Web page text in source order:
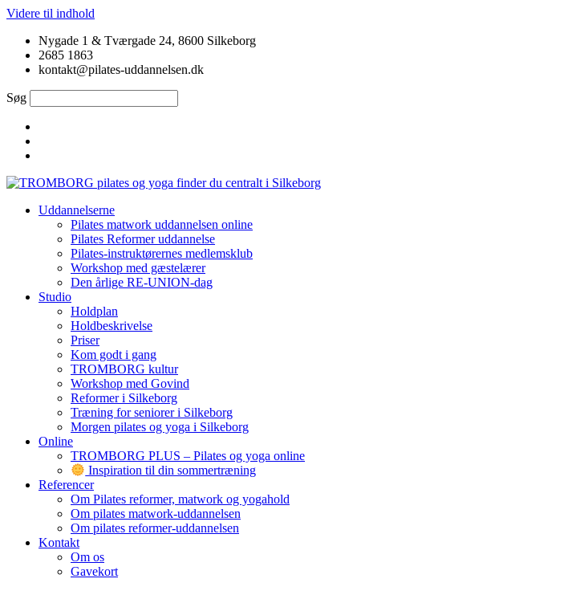
Videre til indhold
Nygade 1 & Tværgade 24, 8600 Silkeborg
2685 1863
kontakt@pilates-uddannelsen.dk
Søg
Uddannelserne
Pilates matwork uddannelsen online
Pilates Reformer uddannelse
Pilates-instruktørernes medlemsklub
Workshop med gæstelærer
Den årlige RE-UNION-dag
Studio
Holdplan
Holdbeskrivelse
Priser
Kom godt i gang
TROMBORG kultur
Workshop med Govind
Reformer i Silkeborg
Træning for seniorer i Silkeborg
Morgen pilates og yoga i Silkeborg
Online
TROMBORG PLUS – Pilates og yoga online
Inspiration til din sommertræning
Referencer
Om Pilates reformer, matwork og yogahold
Om pilates matwork-uddannelsen
Om pilates reformer-uddannelsen
Kontakt
Om os
Gavekort